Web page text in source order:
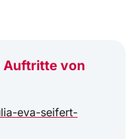
Auftritte von
eva-seifert-